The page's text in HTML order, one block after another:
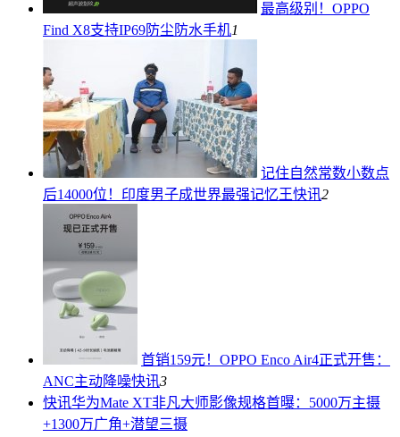
最高级别！OPPO
Find X8支持IP69防尘防水手机1
记住自然常数小数点
后14000位！印度男子成世界最强记忆王快讯2
首销159元！OPPO Enco Air4正式开售：
ANC主动降噪快讯3
快讯华为Mate XT非凡大师影像规格首曝：5000万主摄
+1300万广角+潜望三摄